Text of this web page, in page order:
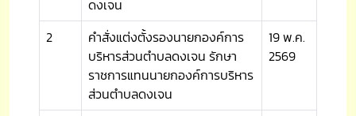
ดงเจน
2
คำสั่งแต่งตั้งรองนายกองค์การ
บริหารส่วนตำบลดงเจน รักษา
ราชการแทนนายกองค์การบริหาร
ส่วนตำบลดงเจน
19 พ.ค.
2569